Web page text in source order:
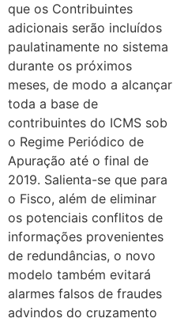
que os Contribuintes
adicionais serão incluídos
paulatinamente no sistema
durante os próximos
meses, de modo a alcançar
toda a base de
contribuintes do ICMS sob
o Regime Periódico de
Apuração até o final de
2019. Salienta-se que para
o Fisco, além de eliminar
os potenciais conflitos de
informações provenientes
de redundâncias, o novo
modelo também evitará
alarmes falsos de fraudes
advindos do cruzamento